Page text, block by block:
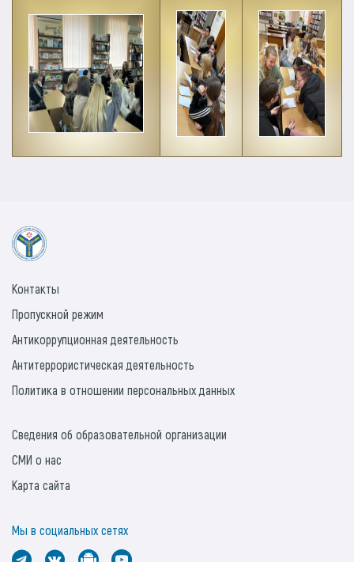
Контакты
Пропускной режим
Антикоррупционная деятельность
Антитеррористическая деятельность
Политика в отношении персональных данных
Сведения об образовательной организации
СМИ о нас
Карта сайта
Мы в социальных сетях